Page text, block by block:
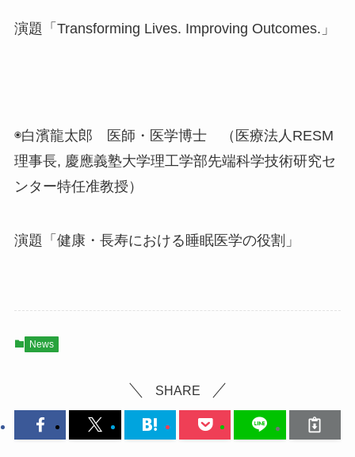
演題「Transforming Lives. Improving Outcomes.」
◉白濱龍太郎 医師・医学博士 （医療法人RESM
理事長, 慶應義塾大学理工学部先端科学技術研究セ
ンター特任准教授）
演題「健康・長寿における睡眠医学の役割」
News
SHARE